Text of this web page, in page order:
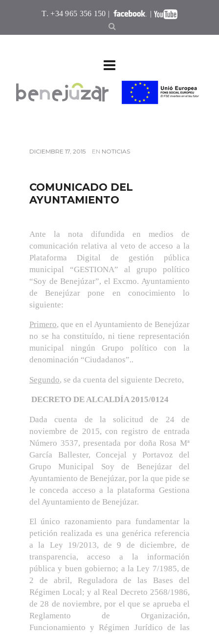
T. +34 965 356 150 | |
DICIEMBRE 17, 2015 EN NOTICIAS
COMUNICADO DEL
AYUNTAMIENTO
Ante la nota difundida en medios de
comunicación relativa al veto de acceso a la
Plataforma Digital de gestión pública
municipal “GESTIONA” al grupo político
“Soy de Benejúzar”, el Excmo. Ayuntamiento
de Benejúzar pone en conocimiento lo
siguiente:
Primero, que en el Ayuntamiento de Benejúzar
no se ha constituído, ni tiene representación
municipal ningún Grupo político con la
denominación “Ciudadanos”..
Segundo, se da cuenta del siguiente Decreto,
DECRETO DE ALCALDÍA 2015/0124
Dada cuenta de la solicitud de 24 de
noviembre de 2015, con registro de entrada
Número 3537, presentada por doña Rosa Mª
García Ballester, Concejal y Portavoz del
Grupo Municipal Soy de Benejúzar del
Ayuntamiento de Benejúzar, por la que pide se
le conceda acceso a la plataforma Gestiona
del Ayuntamiento de Benejúzar.
El único razonamiento para fundamentar la
petición realizada es una genérica referencia
a la Ley 19/2013, de 9 de diciembre, de
transparencia, acceso a la información
pública y buen gobierno; a la Ley 7/1985, de
2 de abril, Reguladora de las Bases del
Régimen Local; y al Real Decreto 2568/1986,
de 28 de noviembre, por el que se aprueba el
Reglamento de Organización,
Funcionamiento y Régimen Jurídico de las